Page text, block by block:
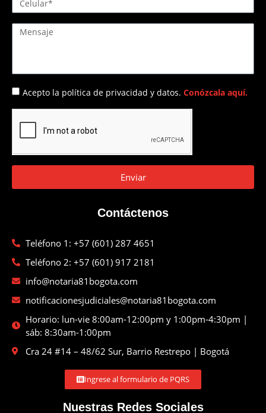
Acepto la política de privacidad y datos. Conózcala aquí.
Enviar
Contáctenos
Teléfono 1: +57 (601) 287 4651
Teléfono 2: +57 (601) 917 2181
info@notaria81bogota.com
notificacionesjudiciales@notaria81bogota.com
Horario: lun-vie 8:00am-12:00pm y 1:00pm-4:30pm |
sáb: 8:30am-1:00pm
Cra 24 #14 – 48/62 Sur, Barrio Restrepo | Bogotá
Ingrese al formulario de PQRS
Nuestras Redes Sociales